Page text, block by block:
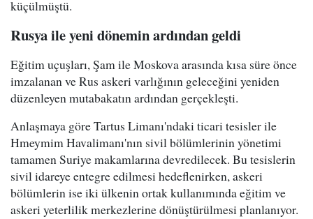
küçülmüştü.
Rusya ile yeni dönemin ardından geldi
Eğitim uçuşları, Şam ile Moskova arasında kısa süre önce
imzalanan ve Rus askeri varlığının geleceğini yeniden
düzenleyen mutabakatın ardından gerçekleşti.
Anlaşmaya göre Tartus Limanı'ndaki ticari tesisler ile
Hmeymim Havalimanı'nın sivil bölümlerinin yönetimi
tamamen Suriye makamlarına devredilecek. Bu tesislerin
sivil idareye entegre edilmesi hedeflenirken, askeri
bölümlerin ise iki ülkenin ortak kullanımında eğitim ve
askeri yeterlilik merkezlerine dönüştürülmesi planlanıyor.